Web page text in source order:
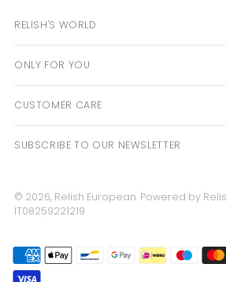
RELISH'S WORLD
ONLY FOR YOU
CUSTOMER CARE
SUBSCRIBE TO OUR NEWSLETTER
© 2026, Relish European. Powered by
IT08259221219